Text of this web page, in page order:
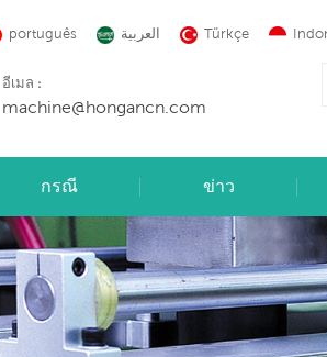
português العربية Türkçe
อีเมล :
machine@hongancn.com
กรณี ข่าว